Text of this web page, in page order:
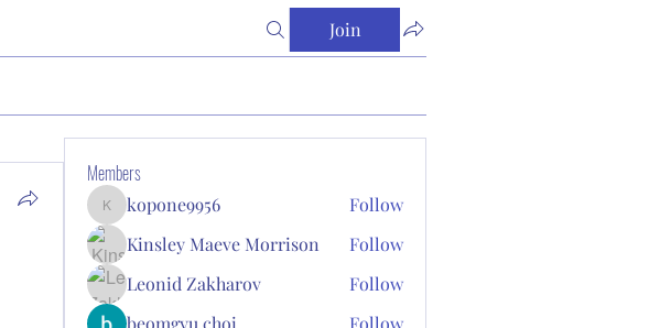
Join
Members
kopone9956
kopone9956
Follow
Kinsley Maeve Morrison
Follow
Leonid Zakharov
Follow
beomgyu choi
Follow